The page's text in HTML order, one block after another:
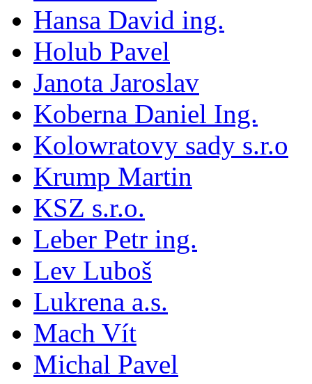
Hansa David ing.
Holub Pavel
Janota Jaroslav
Koberna Daniel Ing.
Kolowratovy sady s.r.o
Krump Martin
KSZ s.r.o.
Leber Petr ing.
Lev Luboš
Lukrena a.s.
Mach Vít
Michal Pavel